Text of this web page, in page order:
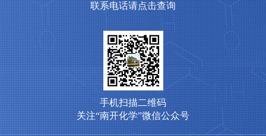
联系电话请点击查询
手机扫描二维码
关注“南开化学”微信公众号